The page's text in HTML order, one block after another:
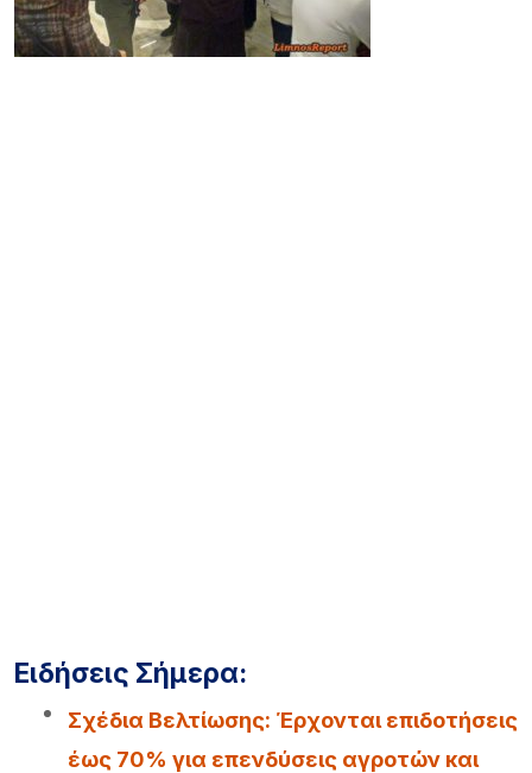
Ειδήσεις Σήμερα:
Σχέδια Βελτίωσης: Έρχονται επιδοτήσεις
έως 70% για επενδύσεις αγροτών και